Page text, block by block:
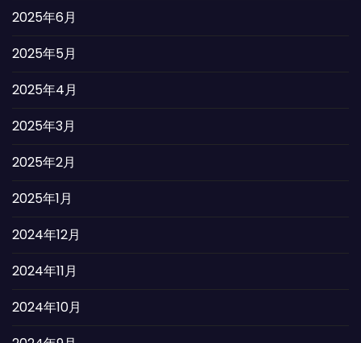
2025年6月
2025年5月
2025年4月
2025年3月
2025年2月
2025年1月
2024年12月
2024年11月
2024年10月